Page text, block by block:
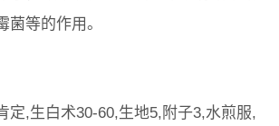
菌等的作用。
定,生白术30-60,生地5,附子3,水煎服,